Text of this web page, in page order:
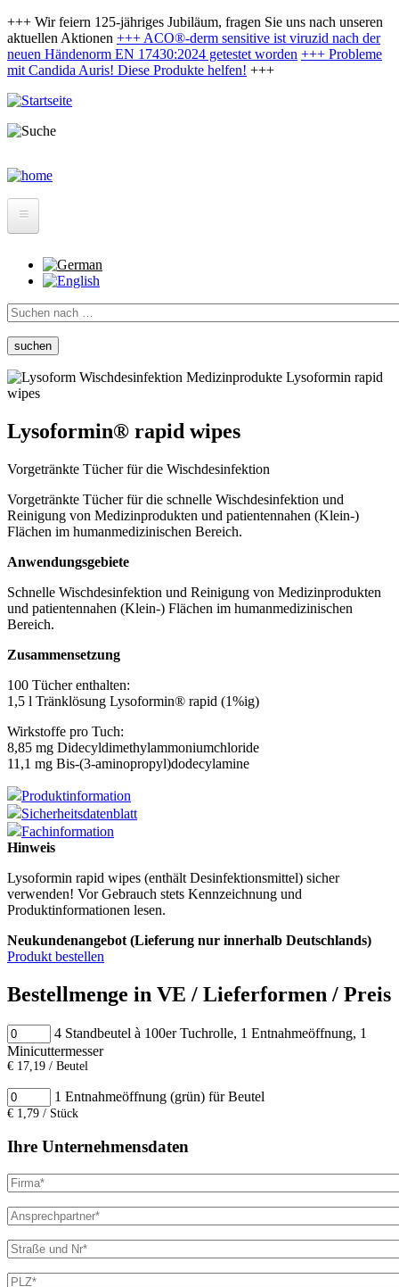
Direkt
zum
Inhalt
+++ Wir feiern 125-jähriges Jubiläum, fragen Sie uns nach unseren
aktuellen Aktionen +++ ACO®-derm sensitive ist viruzid nach der
neuen Händenorm EN 17430:2024 getestet worden +++ Probleme
mit Candida Auris! Diese Produkte helfen! +++
Krankenhaus/Reha-Kliniken
Pflegeheime, Sozialstationen, Tagespflege und ambulante
Pflege
Bestatter
Bildungseinrichtungen und Gastronomie
Physiotherapie, Fitness-Studio, Schwimmbäder, Kosmetik,
Arztpraxen, Veterinärmedizin
Hände, Haut und Körper
Flächen
Instrumente
Geräte und Zubehör
alle Produkte
Produkt-Archiv
Über uns
Downloads
HyBag
Suche
Lysoformin® rapid wipes
Vorgetränkte Tücher für die Wischdesinfektion
Vorgetränkte Tücher für die schnelle Wischdesinfektion und
Reinigung von Medizinprodukten und patientennahen (Klein-)
Flächen im humanmedizinischen Bereich.
Anwendungsgebiete
Schnelle Wischdesinfektion und Reinigung von Medizinprodukten
und patientennahen (Klein-) Flächen im humanmedizinischen
Bereich.
Zusammensetzung
100 Tücher enthalten:
1,5 l Tränklösung Lysoformin® rapid (1%ig)
Wirkstoffe pro Tuch:
8,85 mg Didecyldimethylammoniumchloride
11,1 mg Bis-(3-aminopropyl)dodecylamine
Produktinformation
Sicherheitsdatenblatt
Fachinformation
Hinweis
Lysoformin rapid wipes (enthält Desinfektionsmittel) sicher
verwenden! Vor Gebrauch stets Kennzeichnung und
Produktinformationen lesen.
Neukundenangebot (Lieferung nur innerhalb Deutschlands)
Produkt bestellen
Bestellmenge in VE / Lieferformen / Preis
4 Standbeutel à 100er Tuchrolle, 1 Entnahmeöffnung, 1
Minicuttermesser
€ 17,19 / Beutel
1 Entnahmeöffnung (grün) für Beutel
€ 1,79 / Stück
Ihre Unternehmensdaten
Firma
Ansprechpartner
Straße
und
Nr
PLZ